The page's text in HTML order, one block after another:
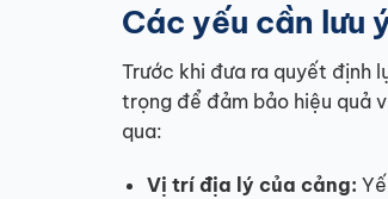
Các yếu cần lưu
Trước khi đưa ra quyết định
trọng để đảm bảo hiệu quả
qua:
Vị trí địa lý của cảng: